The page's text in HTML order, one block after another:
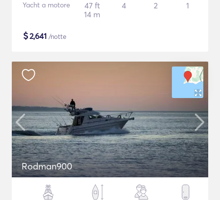
Yacht a motore
47 ft
14 m
4 2 1
$2,641 /notte
Rodman900